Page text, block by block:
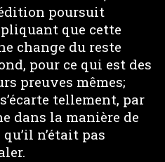
poursuit
que cette
change du reste
pour ce qui est des
preuves mêmes;
tellement, par
dans la manière de
n’était pas